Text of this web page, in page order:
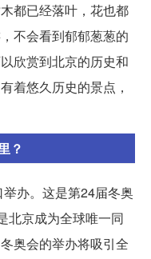
都已经落叶，花也都
不会看到郁郁葱葱的
欣赏到北京的历史和
着悠久历史的景点，
？
办。这是第24届冬奥
北京成为全球唯一同
奥会的举办将吸引全